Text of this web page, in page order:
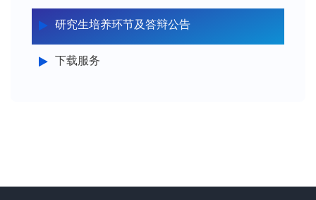
研究生培养环节及答辩公告
下载服务